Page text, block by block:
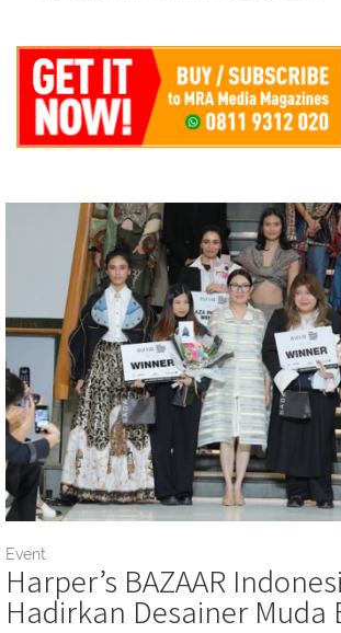
Event
Harper’s BAZAAR
Hadirkan Desainer Muda